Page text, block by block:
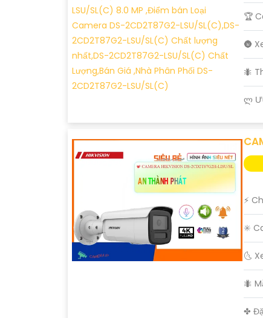
🏆
🌚
🐜
️ლ
️⚡
✳️
🌜
🐜
️✤